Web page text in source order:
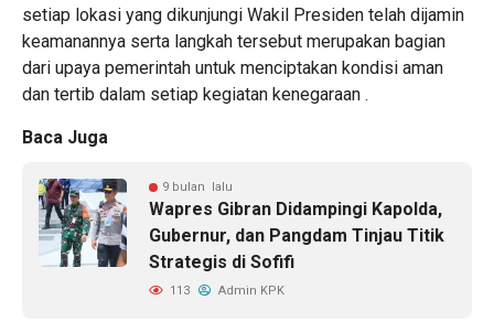
setiap lokasi yang dikunjungi Wakil Presiden telah dijamin
keamanannya serta langkah tersebut merupakan bagian
dari upaya pemerintah untuk menciptakan kondisi aman
dan tertib dalam setiap kegiatan kenegaraan .
Baca Juga
9 bulan lalu
Wapres Gibran Didampingi Kapolda,
Gubernur, dan Pangdam Tinjau Titik
Strategis di Sofifi
113 Admin KPK